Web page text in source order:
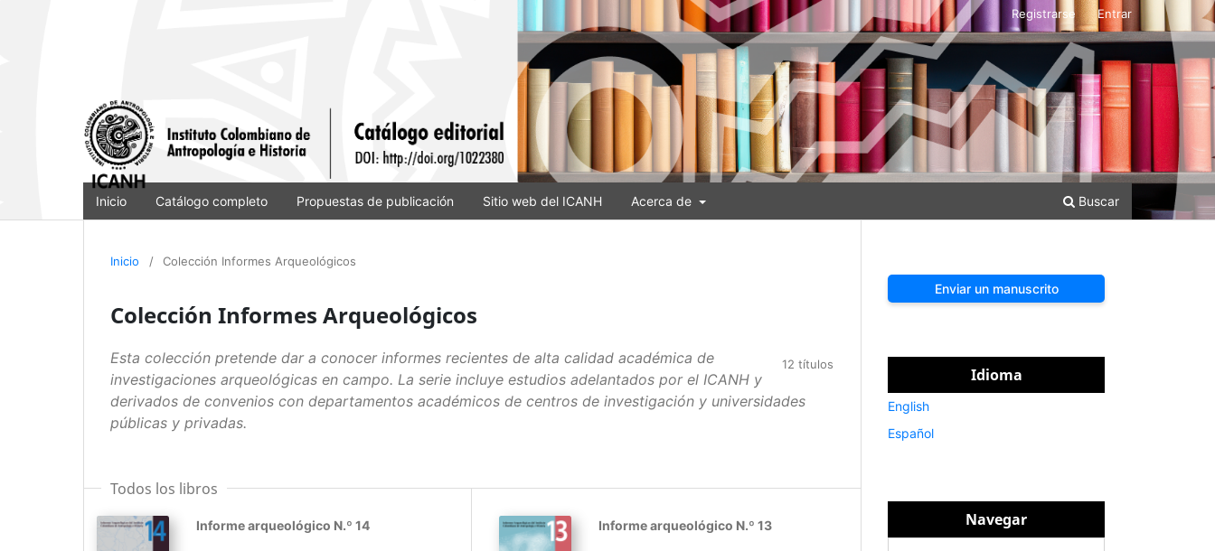
Inicio Catálogo completo Propuestas de publicación Sitio web del ICANH Acerca de Buscar
Registrarse Entrar
Inicio / Colección Informes Arqueológicos
Colección Informes Arqueológicos
12 títulos
Esta colección pretende dar a conocer informes recientes de alta calidad académica de
investigaciones arqueológicas en campo. La serie incluye estudios adelantados por el ICANH y
derivados de convenios con departamentos académicos de centros de investigación y universidades
públicas y privadas.
Todos los libros
Informe arqueológico N.º 14 Informe arqueológico N.º 13
Enviar un manuscrito
Idioma
English
Español
Navegar